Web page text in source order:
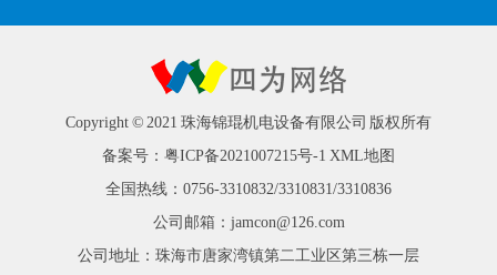
Copyright © 2021 珠海锦琨机电设备有限公司 版权所有
备案号：粤ICP备2021007215号-1 XML地图
全国热线：0756-3310832/3310831/3310836
公司邮箱：jamcon@126.com
公司地址：珠海市唐家湾镇第二工业区第三栋一层